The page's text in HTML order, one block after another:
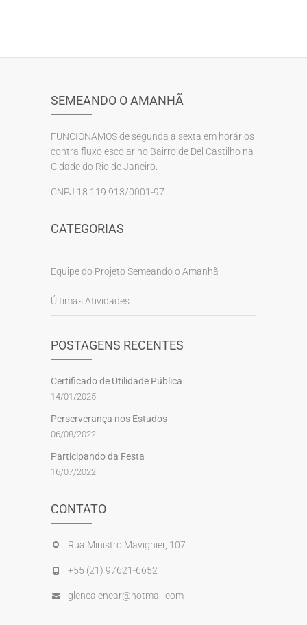
SEMEANDO O AMANHÃ
FUNCIONAMOS de segunda a sexta em horários
contra fluxo escolar no Bairro de Del Castilho na
Cidade do Rio de Janeiro.
CNPJ 18.119.913/0001-97.
CATEGORIAS
Equipe do Projeto Semeando o Amanhã
Últimas Atividades
POSTAGENS RECENTES
Certificado de Utilidade Pública
14/01/2025
Perserverança nos Estudos
06/08/2022
Participando da Festa
16/07/2022
CONTATO
Rua Ministro Mavignier, 107
+55 (21) 97621-6652
glenealencar@hotmail.com